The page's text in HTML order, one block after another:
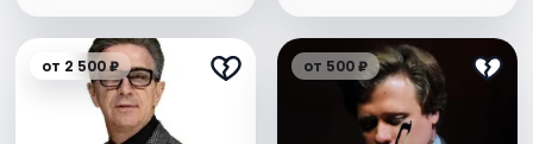
от 2 500 ₽ от 500 ₽